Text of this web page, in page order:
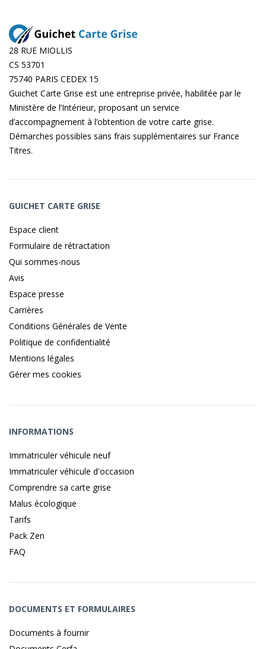
28 RUE MIOLLIS
CS 53701
75740 PARIS CEDEX 15
Guichet Carte Grise est une entreprise privée, habilitée par le
Ministère de l’Intérieur, proposant un service
d’accompagnement à l’obtention de votre carte grise.
Démarches possibles sans frais supplémentaires sur France
Titres.
GUICHET CARTE GRISE
Espace client
Formulaire de rétractation
Qui sommes-nous
Avis
Espace presse
Carrières
Conditions Générales de Vente
Politique de confidentialité
Mentions légales
Gérer mes cookies
INFORMATIONS
Immatriculer véhicule neuf
Immatriculer véhicule d'occasion
Comprendre sa carte grise
Malus écologique
Tarifs
Pack Zen
FAQ
DOCUMENTS ET FORMULAIRES
Documents à fournir